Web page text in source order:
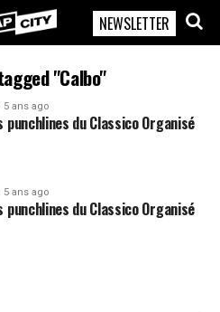
NEWSLETTER
"Calbo"
5 ans ago
punchlines du Classico Organisé
5 ans ago
punchlines du Classico Organisé